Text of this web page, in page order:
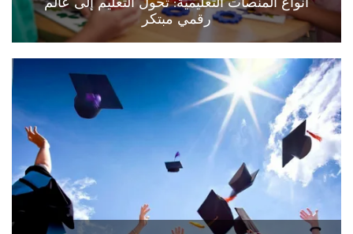
رقمي مبتكر